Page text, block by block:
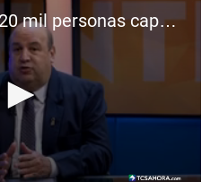
Industria requiere 20 mil personas capacitadas para insertarse